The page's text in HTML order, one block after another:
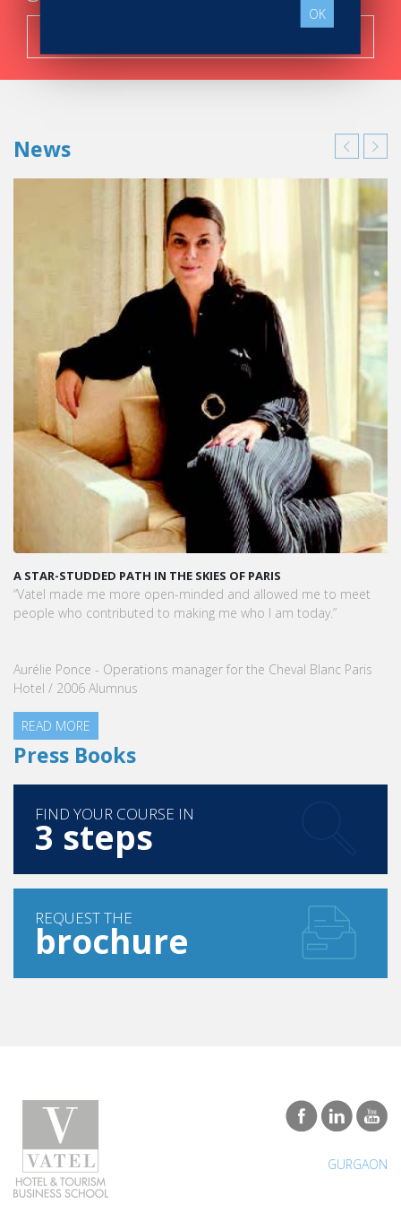
años más.
News
A STAR-STUDDED PATH IN THE SKIES OF PARIS
“Vatel made me more open-minded and allowed me to meet
people who contributed to making me who I am today.”
Aurélie Ponce - Operations manager for the Cheval Blanc Paris
Hotel / 2006 Alumnus
READ MORE
Press Books
FIND YOUR COURSE IN
3 steps
REQUEST THE
brochure
OK
GURGAON